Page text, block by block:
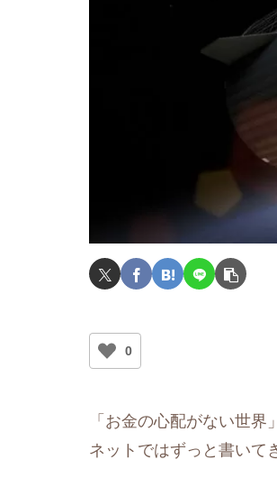
0
「お金の心配がない世
ネットではずっと書いて